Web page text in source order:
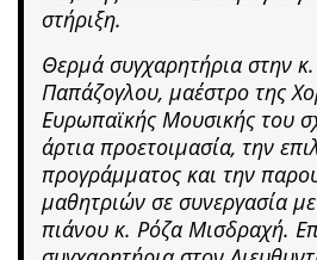
στήριξη.
Θερμά συγχαρητήρια στην
Παπάζογλου, μαέστρο της
Ευρωπαϊκής Μουσικής του
άρτια προετοιμασία, την
προγράμματος και την
μαθητριών σε συνεργασία
πιάνου κ. Ρόζα Μισδραχή.